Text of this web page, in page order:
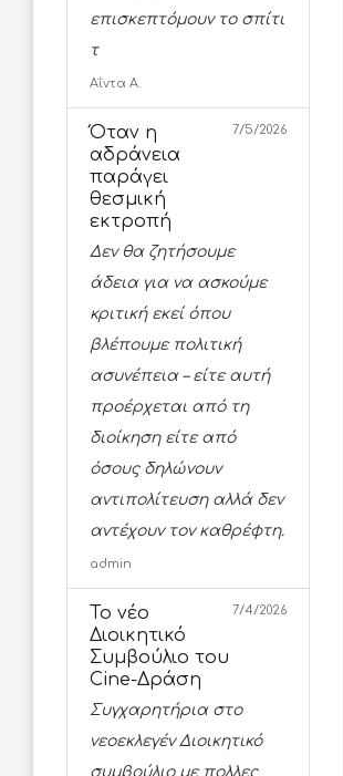
επισκεπτόμουν το σπίτι
τ
Αΐντα Α.
Όταν η
αδράνεια
παράγει
θεσμική
εκτροπή
7/5/2026
Δεν θα ζητήσουμε
άδεια για να ασκούμε
κριτική εκεί όπου
βλέπουμε πολιτική
ασυνέπεια – είτε αυτή
προέρχεται από τη
διοίκηση είτε από
όσους δηλώνουν
αντιπολίτευση αλλά δεν
αντέχουν τον καθρέφτη.
admin
Το νέο
Διοικητικό
Συμβούλιο του
Cine-Δράση
7/4/2026
Συγχαρητήρια στο
νεοεκλεγέν Διοικητικό
συμβούλιο με πολλες